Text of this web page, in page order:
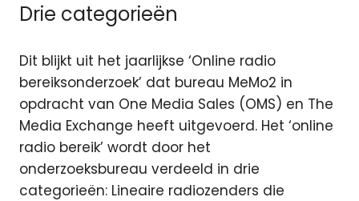
Drie categorieën
Dit blijkt uit het jaarlijkse ‘Online radio
bereiksonderzoek’ dat bureau MeMo2 in
opdracht van One Media Sales (OMS) en The
Media Exchange heeft uitgevoerd. Het ‘online
radio bereik’ wordt door het
onderzoeksbureau verdeeld in drie
categorieën: Lineaire radiozenders die